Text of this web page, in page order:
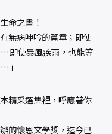
命之書！
無病呻吟的篇章；即使
即使暴風疾雨，也能等
」
精采選集裡，呼應著你
的懷恩文學獎，迄今已